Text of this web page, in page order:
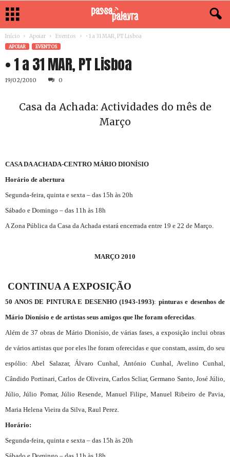
Início Apoiar Eventos • 1 a 31 MAR, PT Lisboa
APOIAR EVENTOS
• 1 a 31 MAR, PT Lisboa
19/02/2010 0
Casa da Achada: Actividades do mês de
Março
CASA DA ACHADA-CENTRO MÁRIO DIONÍSIO
Horário de abertura
Segunda-feira, quinta e sexta – das 15h às 20h
Sábado e Domingo – das 11h às 18h
A Zona Pública da Casa da Achada estará encerrada entre 19 e 22 de Março.
MARÇO 2010
CONTINUA A EXPOSIÇÃO
50 ANOS DE PINTURA E DESENHO (1943-1993): pinturas e desenhos de
Mário Dionísio e de artistas seus amigos que lhe foram oferecidas.
Além de 37 obras de Mário Dionísio, de várias fases, a exposição inclui obras
de vários artistas que por eles lhe foram oferecidas e que constam, assim, do seu
espólio: Abel Salazar, Álvaro Cunhal, António Cunhal, Avelino Cunhal,
Cândido Portinari, Carlos de Oliveira, Carlos Scliar, Germano Santo, José Júlio,
Júlio, Júlio Pomar, Júlio Resende, Manuel Filipe, Manuel Ribeiro de Pavia,
Maria Helena Vieira da Silva, Raul Perez.
Horário:
Segunda-feira, quinta e sexta – das 15h às 20h